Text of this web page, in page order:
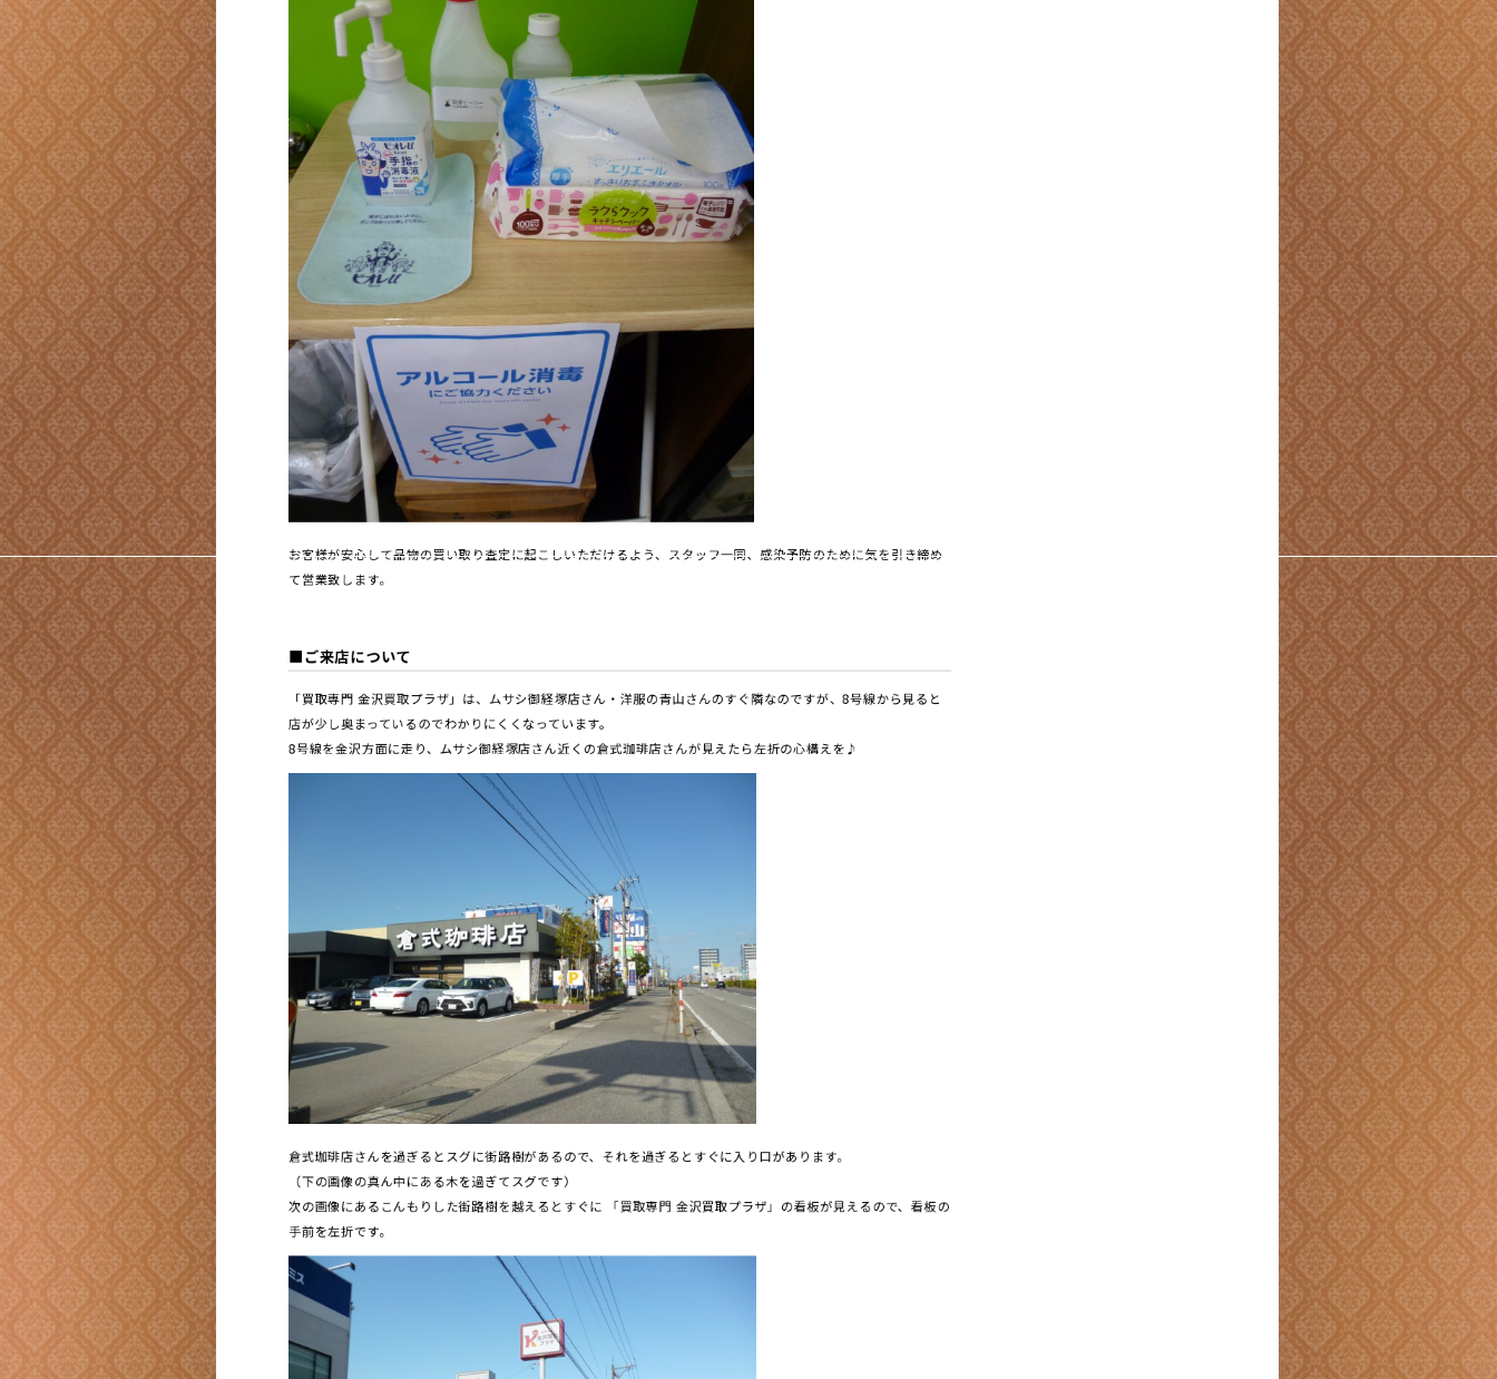
お客様が安心して品物の買い取り査定に起こしいただけるよう、スタッフ一同、感染予防のために気を引き締め
て営業致します。
■ご来店について
「買取専門 金沢買取プラザ」は、ムサシ御経塚店さん・洋服の青山さんのすぐ隣なのですが、8号線から見ると
店が少し奥まっているのでわかりにくくなっています。
8号線を金沢方面に走り、ムサシ御経塚店さん近くの倉式珈琲店さんが見えたら左折の心構えを♪
倉式珈琲店さんを過ぎるとスグに街路樹があるので、それを過ぎるとすぐに入り口があります。
（下の画像の真ん中にある木を過ぎてスグです）
次の画像にあるこんもりした街路樹を越えるとすぐに 「買取専門 金沢買取プラザ」の看板が見えるので、看板の
手前を左折です。